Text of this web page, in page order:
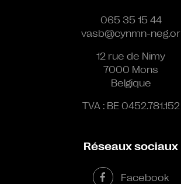
065 35 15 44
vasb@cynmn-neg.or
12 rue de Nimy
7000 Mons
Belgique
TVA : BE 0452.781.152
Réseaux sociaux
Facebook